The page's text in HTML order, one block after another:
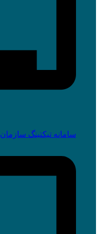
سامانه تیکتینگ سازمان